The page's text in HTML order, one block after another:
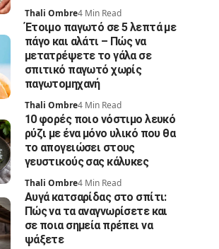
Thali Ombre4 Min Read
Έτοιμο παγωτό σε 5 λεπτά με
πάγο και αλάτι – Πώς να
μετατρέψετε το γάλα σε
σπιτικό παγωτό χωρίς
παγωτομηχανή
Thali Ombre4 Min Read
10 φορές ποιο νόστιμο λευκό
ρύζι με ένα μόνο υλικό που θα
το απογειώσει στους
γευστικούς σας κάλυκες
Thali Ombre4 Min Read
Αυγά κατσαρίδας στο σπίτι:
Πώς να τα αναγνωρίσετε και
σε ποια σημεία πρέπει να
ψάξετε